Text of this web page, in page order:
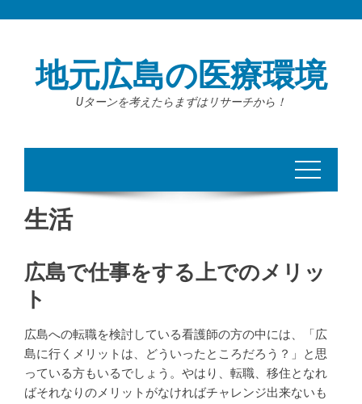
地元広島の医療環境
Uターンを考えたらまずはリサーチから！
生活
広島で仕事をする上でのメリッ
ト
広島への転職を検討している看護師の方の中には、「広
島に行くメリットは、どういったところだろう？」と思
っている方もいるでしょう。やはり、転職、移住となれ
ばそれなりのメリットがなければチャレンジ出来ないも